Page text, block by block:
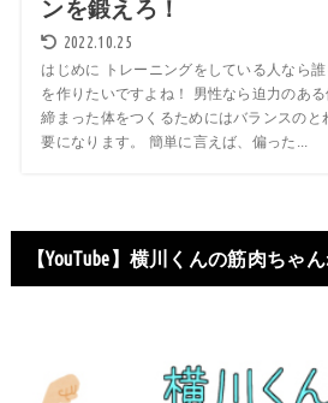
ンを鍛えろ！
2022.10.25
はじめに トレーニングをしている人なら
を作りたいですよね！ 男性なら迫力のあ
締まった体をつくるためにはバランスのと
要になります。 簡単に言えば、偏った...
【YouTube】横川くんの筋肉ちゃ